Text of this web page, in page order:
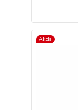
Akcia